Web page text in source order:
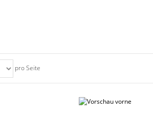
pro Seite